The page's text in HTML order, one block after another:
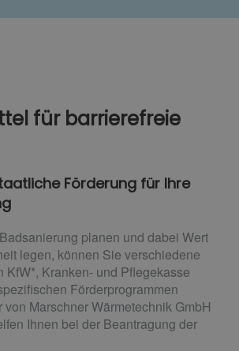
für barrierefreie
Förderung für Ihre
planen und dabei Wert
legen, können Sie verschiedene
KfW*, Kranken- und Pflegekasse
Förderprogrammen
von Marschner Wärmetechnik GmbH
Ihnen bei der Beantragung der